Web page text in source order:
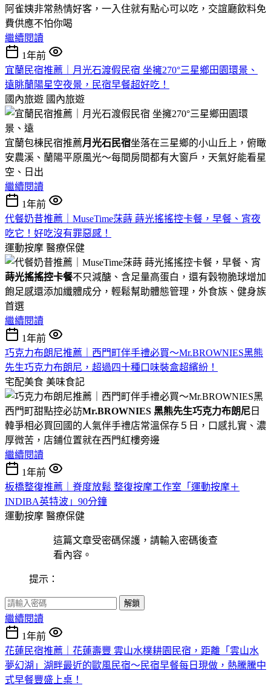
阿雀姨非常熱情好客，一入住就有點心可以吃，交誼廳飲料免
費供應不怕你喝
繼續閱讀
1年前
宜蘭民宿推薦｜月光石渡假民宿 坐擁270°三星鄉田園環景、
遠眺蘭陽星空夜景，民宿早餐超好吃！
國內旅遊 國內旅遊
宜蘭包棟民宿推薦月光石民宿坐落在三星鄉的小山丘上，俯瞰
安農溪、蘭陽平原風光～每間房間都有大窗戶，天氣好能看星
空、日出
繼續閱讀
1年前
代餐奶昔推薦｜MuseTime莯蒔 蒔光搖搖控卡餐，早餐、宵夜
吃它！好吃沒有罪惡感！
運動按摩 醫療保健
蒔光搖搖控卡餐不只減醣、含足量高蛋白，還有穀物脆球增加
飽足感還添加纖體成分，輕鬆幫助體態管理，外食族、健身族
首選
繼續閱讀
1年前
巧克力布朗尼推薦｜西門町伴手禮必買～Mr.BROWNIES黑熊
先生巧克力布朗尼，超過四十種口味裝盒超繽紛！
宅配美食 美味食記
西門町甜點控必訪Mr.BROWNIES 黑熊先生巧克力布朗尼 日
韓爭相必買回國的人氣伴手禮店常溫保存５日，口感扎實、濃
厚微苦，店鋪位置就在西門紅樓旁邊
繼續閱讀
1年前
板橋整復推薦｜脊度放鬆 整復按摩工作室「運動按摩＋
INDIBA英特波」90分鐘
運動按摩 醫療保健
這篇文章受密碼保護，請輸入密碼後查
看內容。
提示：
解鎖
繼續閱讀
1年前
花蓮民宿推薦｜花蓮壽豐 雲山水樸耕園民宿，距離「雲山水
夢幻湖」湖畔最近的歐風民宿～民宿早餐每日現做，熱騰騰中
式早餐豐盛上桌！